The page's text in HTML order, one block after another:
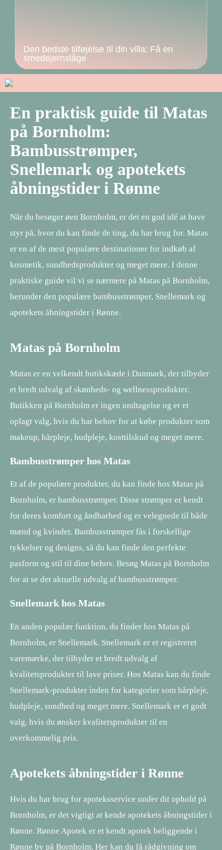
Den bedste tilføjelse til din villa: Få en
smedejernslåge
En praktisk guide til Matas
på Bornholm:
Bambusstrømper,
Snellemark og apotekets
åbningstider i Rønne
Når du besøger øen Bornholm, er det en god idé at have
styr på, hvor du kan finde de ting, du har brug for. Matas
er en af de mest populære destinationer for indkøb af
kosmetik, sundhedsprodukter og meget mere. I denne
praktiske guide vil vi se nærmere på Matas på Bornholm,
herunder den populære bambusstrømper, Snellemark og
apotekets åbningstider i Rønne.
Matas på Bornholm
Matas er en velkendt butikskæde i Danmark, der tilbyder
et bredt udvalg af skønheds- og wellnessprodukter.
Butikken på Bornholm er ingen undtagelse og er et
oplagt valg, hvis du har behov for at købe produkter som
makeup, hårpleje, hudpleje, kosttilskud og meget mere.
Bambusstrømper hos Matas
Et af de populære produkter, du kan finde hos Matas på
Bornholm, er bambusstrømper. Disse strømper er kendt
for deres komfort og åndbarhed og er velegnede til både
mænd og kvinder. Bambusstrømper fås i forskellige
tykkelser og designs, så du kan finde den perfekte
pasform og stil til dine behov. Besøg Matas på Bornholm
for at se det aktuelle udvalg af bambusstrømper.
Snellemark hos Matas
En anden populær funktion, du finder hos Matas på
Bornholm, er Snellemark. Snellemark er et registreret
varemærke, der tilbyder et bredt udvalg af
kvalitetsprodukter til lave priser. Hos Matas kan du finde
Snellemark-produkter inden for kategorier som hårpleje,
hudpleje, sundhed og meget mere. Snellemark er et godt
valg, hvis du ønsker kvalitetsprodukter til en
overkommelig pris.
Apotekets åbningstider i Rønne
Hvis du har brug for apoteksservice under dit ophold på
Bornholm, er det vigtigt at kende apotekets åbningstider i
Rønne. Rønne Apotek er et kendt apotek beliggende i
Rønne by på Bornholm. Her kan du få rådgivning om